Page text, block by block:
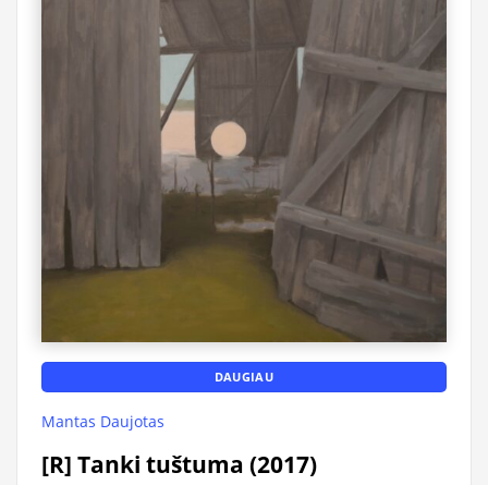
DAUGIAU
Mantas Daujotas
[R] Tanki tuštuma (2017)